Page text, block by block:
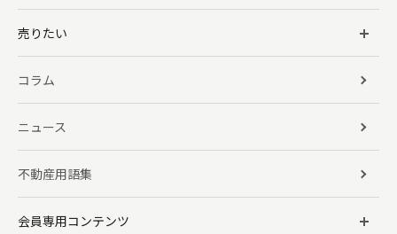
売りたい
コラム
ニュース
不動産用語集
会員専用コンテンツ